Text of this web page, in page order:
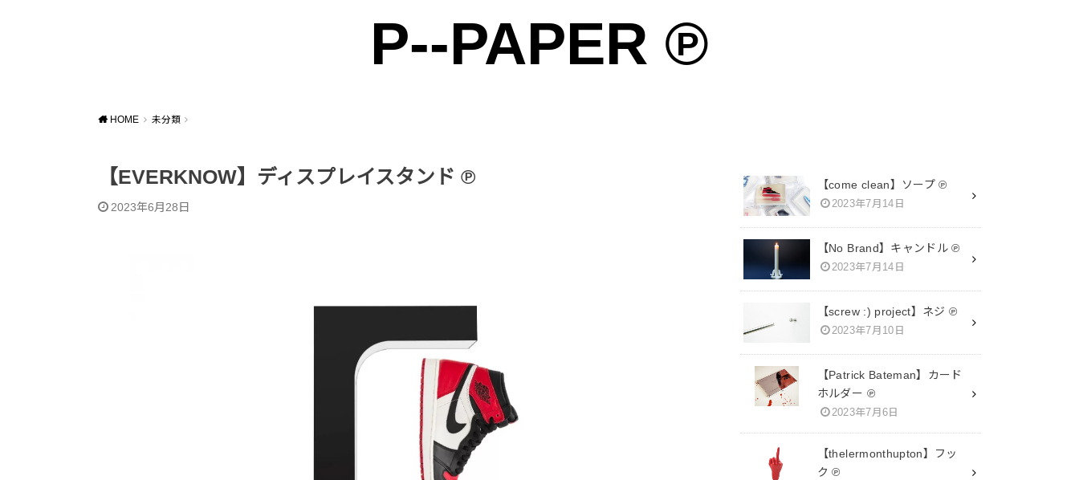
P--PAPER ℗
HOME 未分類
【EVERKNOW】ディスプレイスタンド ℗
2023年6月28日
【come clean】ソープ ℗
2023年7月14日
【No Brand】キャンドル ℗
2023年7月14日
【screw :) project】ネジ ℗
2023年7月10日
【Patrick Bateman】カード
ホルダー ℗
2023年7月6日
【thelermonthupton】フッ
ク ℗